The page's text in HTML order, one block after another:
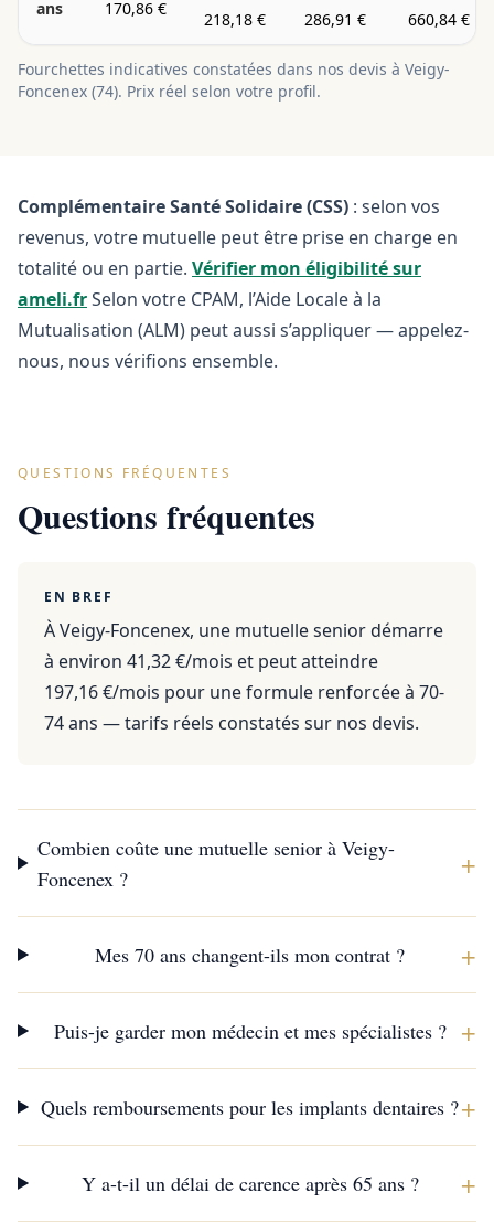
ans 170,86 €
218,18 €
286,91 €
660,84 €
Fourchettes indicatives constatées dans nos devis à Veigy-
Foncenex (74). Prix réel selon votre profil.
Complémentaire Santé Solidaire (CSS) : selon vos
revenus, votre mutuelle peut être prise en charge en
totalité ou en partie. Vérifier mon éligibilité sur
ameli.frSelon votre CPAM, l’Aide Locale à la
Mutualisation (ALM) peut aussi s’appliquer — appelez-
nous, nous vérifions ensemble.
QUESTIONS FRÉQUENTES
Questions fréquentes
EN BREF
À Veigy-Foncenex, une mutuelle senior démarre
à environ 41,32 €/mois et peut atteindre
197,16 €/mois pour une formule renforcée à 70-
74 ans — tarifs réels constatés sur nos devis.
Combien coûte une mutuelle senior à Veigy-
Foncenex ?
+
Mes 70 ans changent-ils mon contrat ? +
Puis-je garder mon médecin et mes spécialistes ? +
Quels remboursements pour les implants dentaires ?+
Y a-t-il un délai de carence après 65 ans ? +